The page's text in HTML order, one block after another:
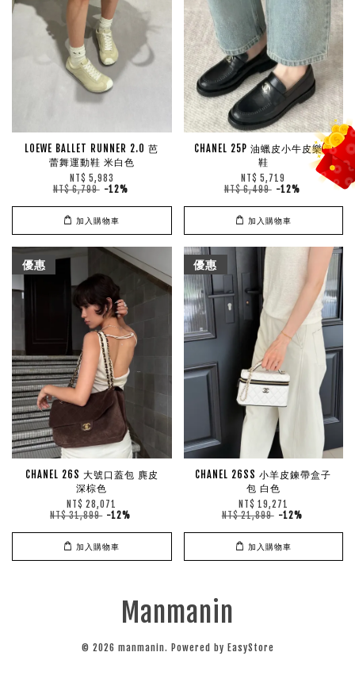
LOEWE BALLET RUNNER 2.0 芭
蕾舞運動鞋 米白色
NT$ 5,983
NT$ 6,799 -12%
加入購物車
CHANEL 25P 油蠟皮小牛皮樂福
鞋
NT$ 5,719
NT$ 6,499 -12%
加入購物車
優惠
CHANEL 26S 大號口蓋包 麂皮
深棕色
NT$ 28,071
NT$ 31,899 -12%
加入購物車
優惠
CHANEL 26SS 小羊皮鍊帶盒子
包 白色
NT$ 19,271
NT$ 21,899 -12%
加入購物車
Manmanin
© 2026 manmanin. Powered by EasyStore